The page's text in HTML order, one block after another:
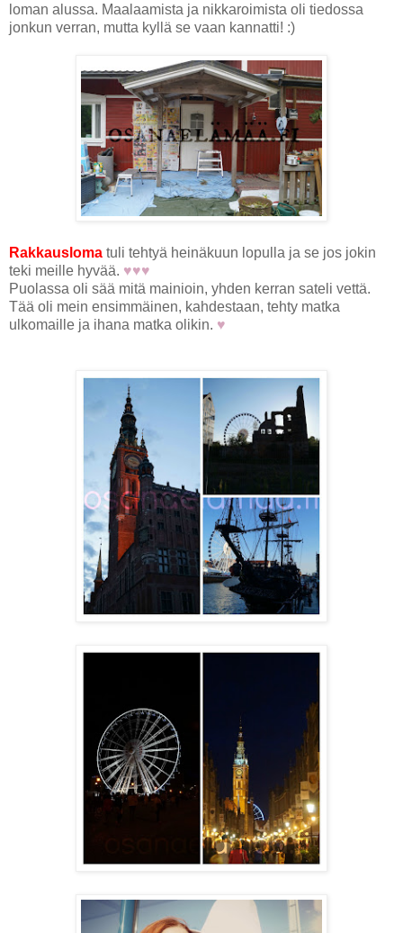
loman alussa. Maalaamista ja nikkaroimista oli tiedossa
jonkun verran, mutta kyllä se vaan kannatti! :)
Rakkausloma tuli tehtyä heinäkuun lopulla ja se jos jokin
teki meille hyvää. ♥♥♥
Puolassa oli sää mitä mainioin, yhden kerran sateli vettä.
Tää oli mein ensimmäinen, kahdestaan, tehty matka
ulkomaille ja ihana matka olikin. ♥